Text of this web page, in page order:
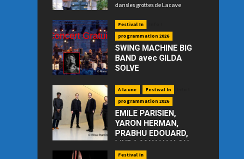
dansles grottes de Lacave
Festival In
programmation 2026
SWING MACHINE BIG
BAND avec GILDA
SOLVE
place P. Betz à Souillac - GRATUIT -
A la une Festival In
programmation 2026
EMILE PARISIEN,
YARON HERMAN,
PRABHU EDOUARD,
LINDA MAY HAN OH
—“Floating”
Festival In